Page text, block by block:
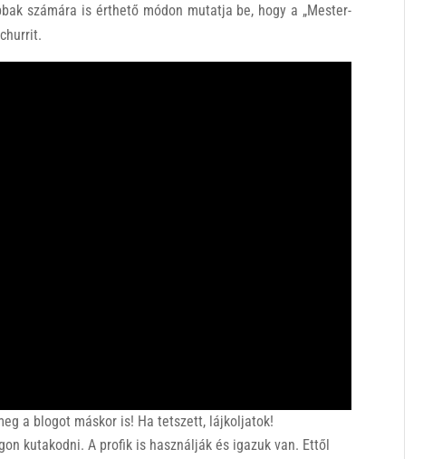
számára is érthető módon mutatja be, hogy a „Mester-
a blogot máskor is! Ha tetszett, lájkoljatok!
kutakodni. A profik is használják és igazuk van. Ettől